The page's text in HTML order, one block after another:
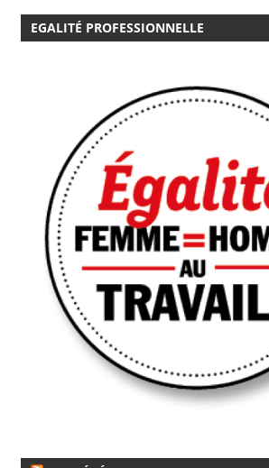
EGALITÉ PROFESSIONNELLE